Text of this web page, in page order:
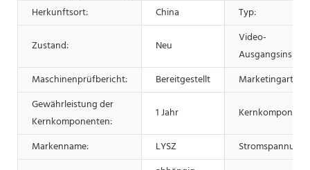
Herkunftsort:
China Typ:
Zustand: Neu
Video-
Maschinenprüfbericht:
Bereitgestellt
Marketingart:
Gewährleistung der
Kernkomponenten:
1 Jahr
Markenname: LYSZ Stromspannung: